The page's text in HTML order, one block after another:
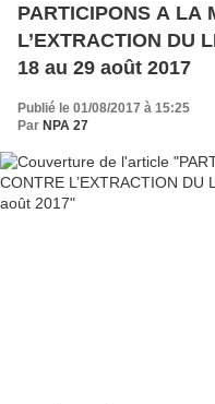
PARTICIPONS A LA
L’EXTRACTION DU
18 au 29 août 2017
Publié le 01/08/2017 à 15:25
Par NPA 27